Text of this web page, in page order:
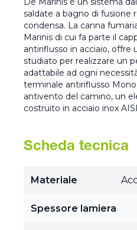
saldate a bagno di fusione
condensa. La canna
Marinis di cui fa parte il
antiriflusso in acciaio, offre
studiato per realizzare un
adattabile ad ogni
terminale antiriflusso
antivento del camino, un
costruito in acciaio inox
Scheda tecnica
Materiale
Spessore lamiera